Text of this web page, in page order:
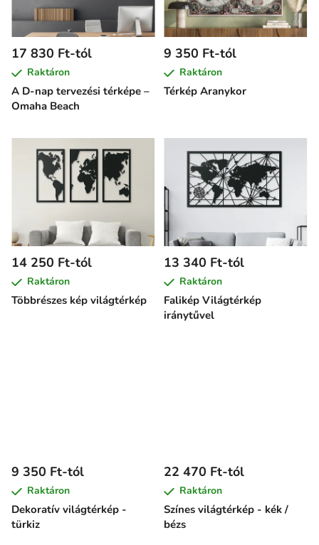
A D-nap tervezési térképe –
Omaha Beach
17 830 Ft-tól
Raktáron
Térkép Aranykor
9 350 Ft-tól
Raktáron
Többrészes kép világtérkép
14 250 Ft-tól
Raktáron
Falikép Világtérkép
iránytűvel
13 340 Ft-tól
Raktáron
Dekoratív világtérkép -
türkiz
9 350 Ft-tól
Raktáron
Színes világtérkép - kék /
bézs
22 470 Ft-tól
Raktáron